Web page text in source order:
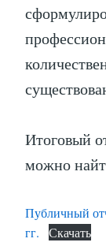
Итоговый
можно
Публичный
гг.
Скачать